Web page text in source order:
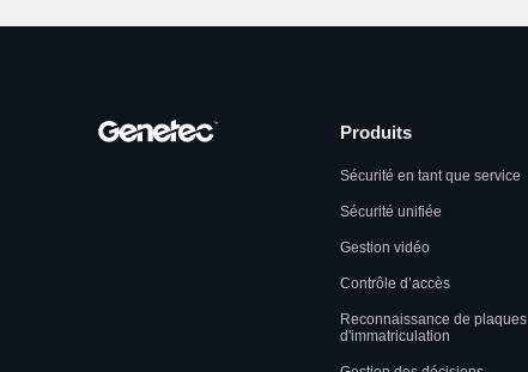
Produits
Sécurité en tant que service
Sécurité unifiée
Gestion vidéo
Contrôle d’accès
Reconnaissance de plaques
d'immatriculation